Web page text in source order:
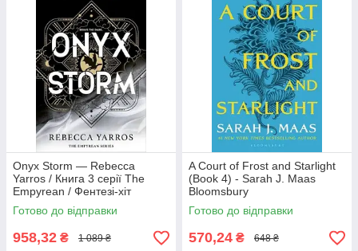
Onyx Storm — Rebecca
Yarros / Книга 3 серії The
Empyrean / Фентезі-хіт
BookTok англійською
Готово до відправки
958,32 ₴ 1 089 ₴
A Court of Frost and Starlight
(Book 4) - Sarah J. Maas
Bloomsbury
Готово до відправки
570,24 ₴ 648 ₴